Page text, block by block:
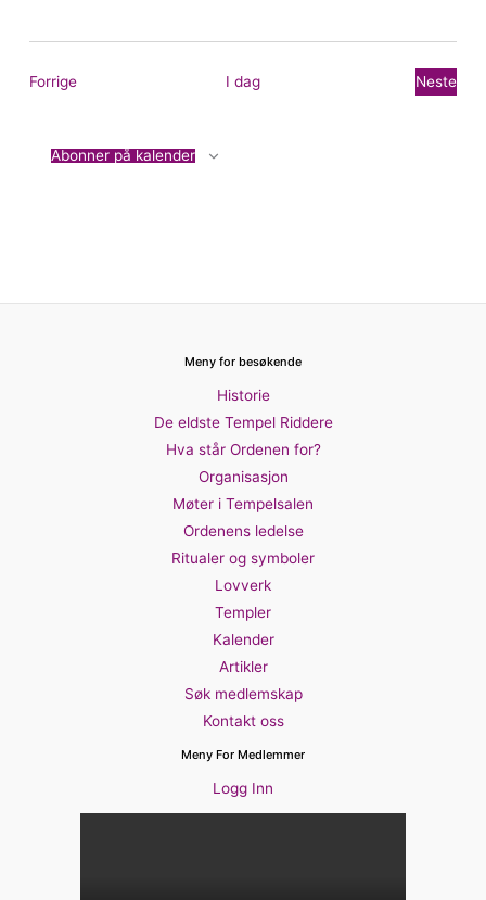
ForrigeArrangementer I dag Neste
Abonner på kalender
Meny for besøkende
Historie
De eldste Tempel Riddere
Hva står Ordenen for?
Organisasjon
Møter i Tempelsalen
Ordenens ledelse
Ritualer og symboler
Lovverk
Templer
Kalender
Artikler
Søk medlemskap
Kontakt oss
Meny For Medlemmer
Logg Inn